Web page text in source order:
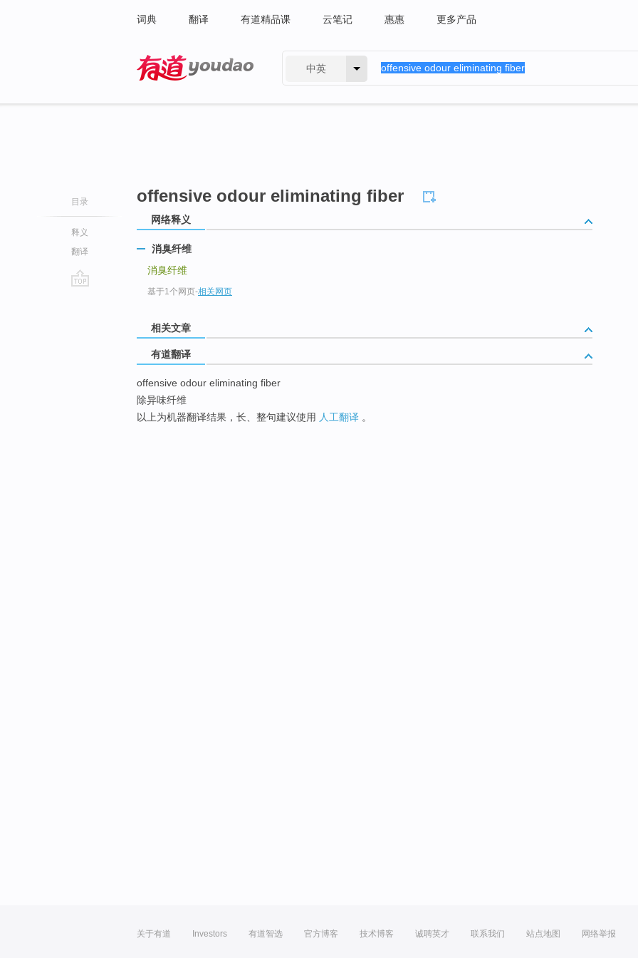
词典 翻译 有道精品课 云笔记 惠惠 更多产品
中英
目录
释义
翻译
offensive odour eliminating fiber
网络释义
消臭纤维
消臭纤维
基于1个网页-相关网页
相关文章
有道翻译
offensive odour eliminating fiber
除异味纤维
以上为机器翻译结果，长、整句建议使用 人工翻译 。
关于有道 Investors 有道智选 官方博客 技术博客 诚聘英才 联系我们 站点地图 网络举报